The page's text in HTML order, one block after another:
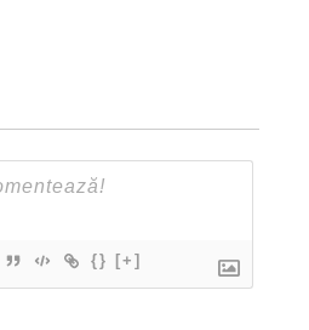
{} [+]